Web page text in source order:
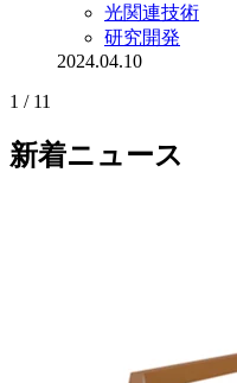
光関連技術
研究開発
2024.04.10
1 / 11
新着ニュース